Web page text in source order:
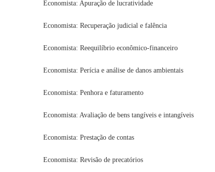
Economista: Apuração de lucratividade
Economista: Recuperação judicial e falência
Economista: Reequilíbrio econômico-financeiro
Economista: Perícia e análise de danos ambientais
Economista: Penhora e faturamento
Economista: Avaliação de bens tangíveis e intangíveis
Economista: Prestação de contas
Economista: Revisão de precatórios